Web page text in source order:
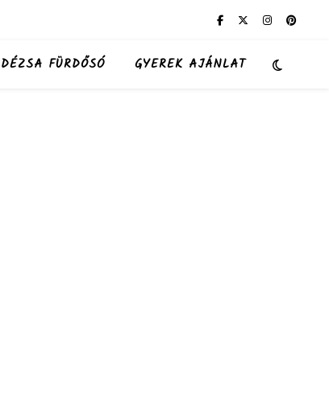
DÉZSA FÜRDŐSÓ GYEREK AJÁNLAT